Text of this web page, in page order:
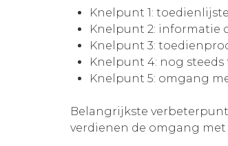
Knelpunt 1:
Knelpunt 2: informatie
Knelpunt 3:
Knelpunt 4: nog
Knelpunt 5: omgang
Belangrijkste
verdienen de omgang